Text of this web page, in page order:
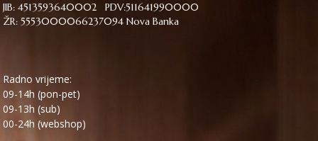
JIB: 4513593640002 PDV:511641990000
ŽR: 5553000066237094 Nova Banka
Radno vrijeme:
09-14h (pon-pet)
09-13h (sub)
00-24h (webshop)